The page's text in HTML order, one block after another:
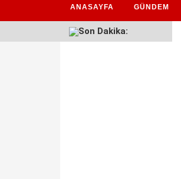
ANASAYFA GÜNDEM
Son Dakika: